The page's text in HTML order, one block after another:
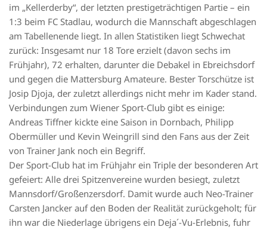
im „Kellerderby“, der letzten prestigeträchtigen Partie – ein
1:3 beim FC Stadlau, wodurch die Mannschaft abgeschlagen
am Tabellenende liegt. In allen Statistiken liegt Schwechat
zurück: Insgesamt nur 18 Tore erzielt (davon sechs im
Frühjahr), 72 erhalten, darunter die Debakel in Ebreichsdorf
und gegen die Mattersburg Amateure. Bester Torschütze ist
Josip Djoja, der zuletzt allerdings nicht mehr im Kader stand.
Verbindungen zum Wiener Sport-Club gibt es einige:
Andreas Tiffner kickte eine Saison in Dornbach, Philipp
Obermüller und Kevin Weingrill sind den Fans aus der Zeit
von Trainer Jank noch ein Begriff.
Der Sport-Club hat im Frühjahr ein Triple der besonderen Art
gefeiert: Alle drei Spitzenvereine wurden besiegt, zuletzt
Mannsdorf/Großenzersdorf. Damit wurde auch Neo-Trainer
Carsten Jancker auf den Boden der Realität zurückgeholt; für
ihn war die Niederlage übrigens ein Deja´-Vu-Erlebnis, fuhr